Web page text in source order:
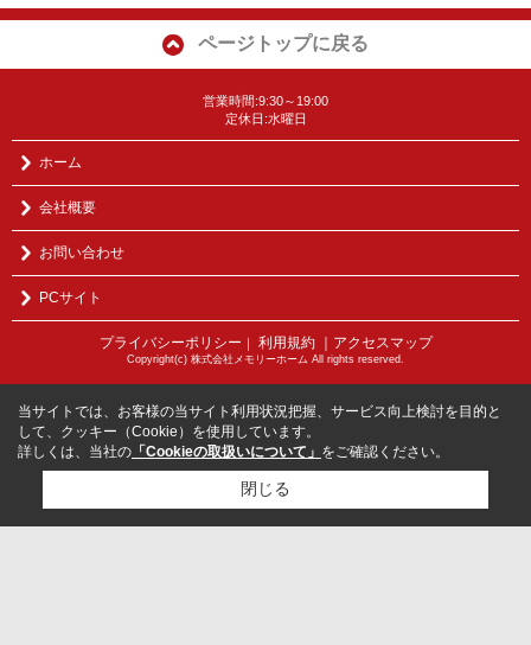
ページトップに戻る
営業時間:9:30～19:00
定休日:水曜日
ホーム
会社概要
お問い合わせ
PCサイト
プライバシーポリシー ｜ 利用規約 ｜アクセスマップ
Copyright(c) 株式会社メモリーホーム All rights reserved.
当サイトでは、お客様の当サイト利用状況把握、サービス向上検討を目的と
して、クッキー（Cookie）を使用しています。
詳しくは、当社の 「Cookieの取扱いについて」 をご確認ください。
閉じる